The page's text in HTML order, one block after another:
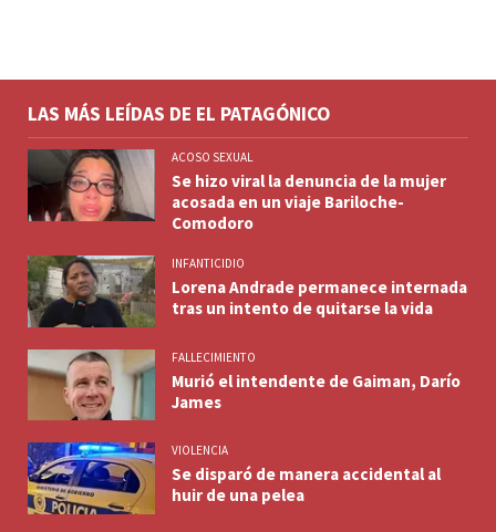
LAS MÁS LEÍDAS DE EL PATAGÓNICO
ACOSO SEXUAL
Se hizo viral la denuncia de la mujer
acosada en un viaje Bariloche-
Comodoro
INFANTICIDIO
Lorena Andrade permanece internada
tras un intento de quitarse la vida
FALLECIMIENTO
Murió el intendente de Gaiman, Darío
James
VIOLENCIA
Se disparó de manera accidental al
huir de una pelea